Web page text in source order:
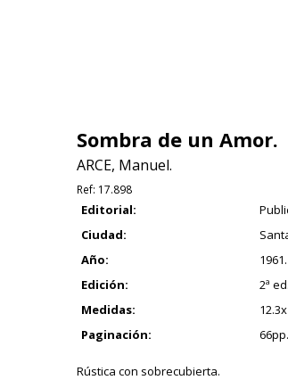
Sombra de un Amor.
ARCE, Manuel.
Ref: 17.898
Editorial:
Ciudad:
Año:
1961.
Edición:
2ª ed.
Medidas:
Paginación:
Rústica con sobrecubierta.